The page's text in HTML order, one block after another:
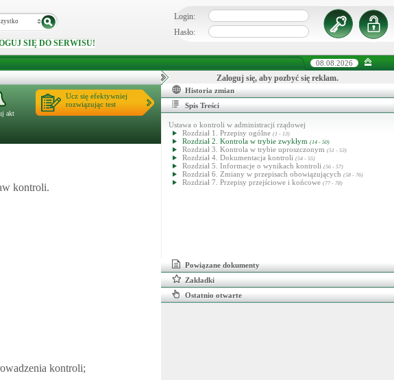
SIĘ DO SERWISU!
Login:
Hasło:
08.08.2026
Ucz się efektywniej
rozwiązując test
akt
kontroli.
kontroli;
Zaloguj się, aby pozbyć się reklam.
Historia zmian
Spis Treści
Ustawa o kontroli w administracji rządowej
Rozdział 1. Przepisy ogólne (1 - 13)
Rozdział 2. Kontrola w trybie zwykłym (14 - 50)
Rozdział 3. Kontrola w trybie uproszczonym (51 - 53)
Rozdział 4. Dokumentacja kontroli (54 - 55)
Rozdział 5. Informacje o wynikach kontroli (56 - 57)
Rozdział 6. Zmiany w przepisach obowiązujących (58 - 76)
Rozdział 7. Przepisy przejściowe i końcowe (77 - 78)
Powiązane dokumenty
Zakładki
Ostatnio otwarte